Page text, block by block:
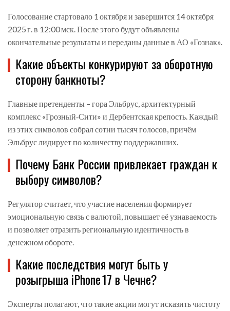
Голосование стартовало 1 октября и завершится 14 октября
2025 г. в 12:00 мск. После этого будут объявлены
окончательные результаты и переданы данные в АО «Гознак».
Какие объекты конкурируют за оборотную
сторону банкноты?
Главные претенденты – гора Эльбрус, архитектурный
комплекс «Грозный‑Сити» и Дербентская крепость. Каждый
из этих символов собрал сотни тысяч голосов, причём
Эльбрус лидирует по количеству поддержавших.
Почему Банк России привлекает граждан к
выбору символов?
Регулятор считает, что участие населения формирует
эмоциональную связь с валютой, повышает её узнаваемость
и позволяет отразить региональную идентичность в
денежном обороте.
Какие последствия могут быть у
розыгрыша iPhone 17 в Чечне?
Эксперты полагают, что такие акции могут исказить чистоту